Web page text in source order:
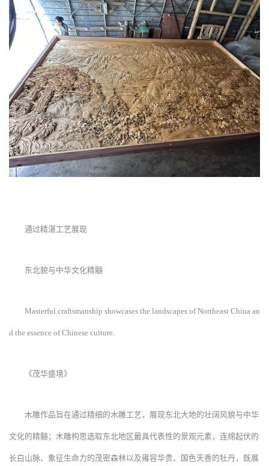
通过精湛工艺展现
东北貌与中华文化精髓
Masterful craftsmanship showcases the landscapes of Northeast China an
d the essence of Chinese culture.
《茂华盛境》
木雕作品旨在通过精细的木雕工艺，展现东北大地的壮阔风貌与中华
文化的精髓；木雕构思选取东北地区最具代表性的景观元素，连绵起伏的
长白山脉、象征生命力的茂密森林以及雍容华贵、国色天香的牡丹，既展